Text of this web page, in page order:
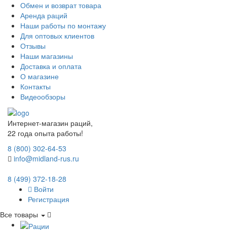
Обмен и возврат товара
Аренда раций
Наши работы по монтажу
Для оптовых клиентов
Отзывы
Наши магазины
Доставка и оплата
О магазине
Контакты
Видеообзоры
Интернет-магазин раций,
22 года опыта работы!
8 (800) 302-64-53
info@midland-rus.ru
8 (499) 372-18-28
Войти
Регистрация
Все товары